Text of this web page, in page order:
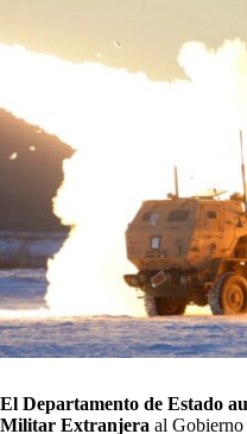
El Departamento de Estado
Militar Extranjera al Gobierno